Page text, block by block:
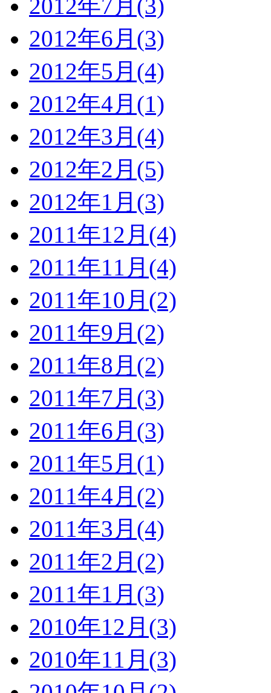
2012年7月(3)
2012年6月(3)
2012年5月(4)
2012年4月(1)
2012年3月(4)
2012年2月(5)
2012年1月(3)
2011年12月(4)
2011年11月(4)
2011年10月(2)
2011年9月(2)
2011年8月(2)
2011年7月(3)
2011年6月(3)
2011年5月(1)
2011年4月(2)
2011年3月(4)
2011年2月(2)
2011年1月(3)
2010年12月(3)
2010年11月(3)